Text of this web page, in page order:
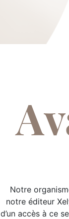
Notre
notre éditeur
d’un accès à ce